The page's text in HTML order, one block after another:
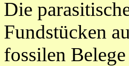
Die
Fundstücken
fossilen